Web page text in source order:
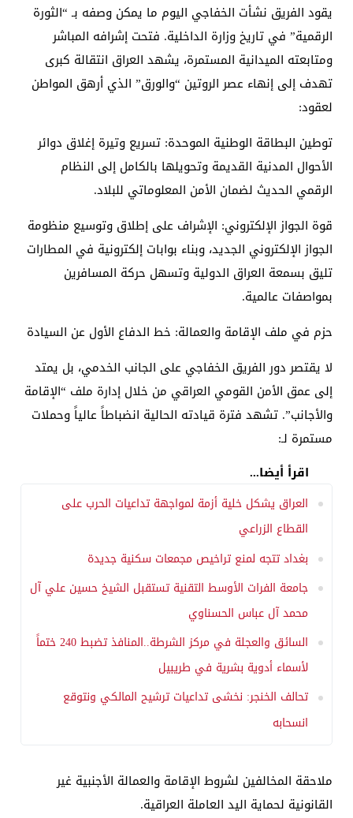
​يقود الفريق نشأت الخفاجي اليوم ما يمكن وصفه بـ “الثورة
الرقمية” في تاريخ وزارة الداخلية. فتحت إشرافه المباشر
ومتابعته الميدانية المستمرة، يشهد العراق انتقالة كبرى
تهدف إلى إنهاء عصر الروتين “والورق” الذي أرهق المواطن
لعقود:
​توطين البطاقة الوطنية الموحدة: تسريع وتيرة إغلاق دوائر
الأحوال المدنية القديمة وتحويلها بالكامل إلى النظام
الرقمي الحديث لضمان الأمن المعلوماتي للبلاد.
​قوة الجواز الإلكتروني: الإشراف على إطلاق وتوسيع منظومة
الجواز الإلكتروني الجديد، وبناء بوابات إلكترونية في المطارات
تليق بسمعة العراق الدولية وتسهل حركة المسافرين
بمواصفات عالمية.
​حزم في ملف الإقامة والعمالة: خط الدفاع الأول عن السيادة
​لا يقتصر دور الفريق الخفاجي على الجانب الخدمي، بل يمتد
إلى عمق الأمن القومي العراقي من خلال إدارة ملف “الإقامة
والأجانب”. تشهد فترة قيادته الحالية انضباطاً عالياً وحملات
مستمرة لـ:
اقرأ أيضا...
العراق يشكل خلية أزمة لمواجهة تداعيات الحرب على
القطاع الزراعي
بغداد تتجه لمنع تراخيص مجمعات سكنية جديدة
جامعة الفرات الأوسط التقنية تستقبل الشيخ حسين علي آل
محمد آل عباس الحسناوي
السائق والعجلة في مركز الشرطة..المنافذ تضبط 240 ختماً
لأسماء أدوية بشرية في طريبيل
تحالف الخنجر: نخشى تداعيات ترشيح المالكي ونتوقع
انسحابه
​ملاحقة المخالفين لشروط الإقامة والعمالة الأجنبية غير
القانونية لحماية اليد العاملة العراقية.